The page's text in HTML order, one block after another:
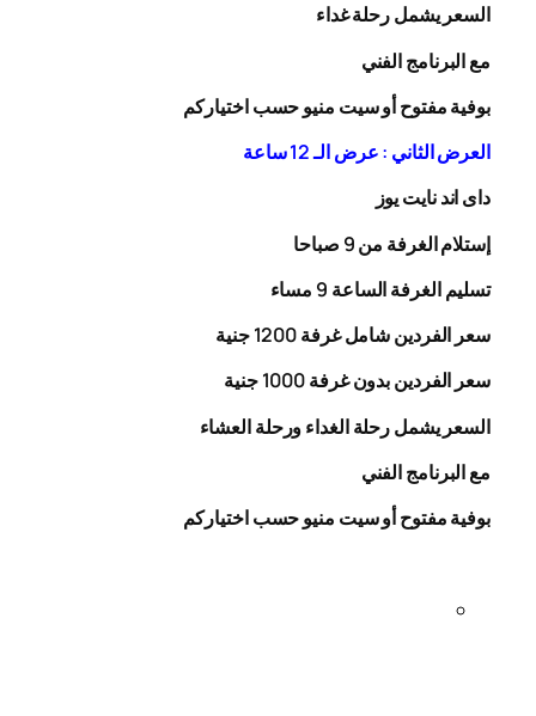
السعر يشمل رحلةغداء
مع البرنامج الفني
بوفية مفتوح أو سيت منيو حسب اختياركم
العرض الثاني : عرض الـ 12 ساعة
داى اند نايت يوز
إستلام الغرفة من 9 صباحا
تسليم الغرفة الساعة 9 مساء
سعر الفردين شامل غرفة
1200
جنية
سعر الفردين بدون غرفة1000جنية
السعر يشمل رحلة الغداء ورحلة العشاء
مع البرنامج الفني
بوفية مفتوح أو سيت منيو حسب اختياركم